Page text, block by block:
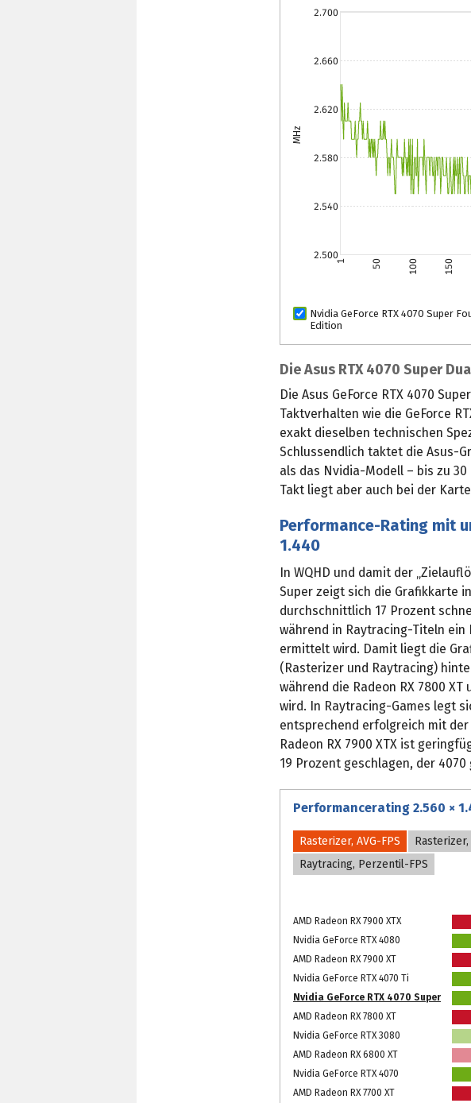
2.500
2.540
2.580
2.620
2.660
2.700
MHz
1 50 100 150
Nvidia GeForce RTX 4070 Super
Edition
Die Asus RTX 4070 Super
Die Asus GeForce RTX 4070
Taktverhalten wie die GeForce
exakt dieselben technischen
Schlussendlich taktet die Asus-
als das Nvidia-Modell – bis zu
Takt liegt aber auch bei der
Performance-Rating mit
1.440
In WQHD und damit der
Super zeigt sich die Grafikkarte
durchschnittlich 17 Prozent
während in Raytracing-Titeln ein
ermittelt wird. Damit liegt die
(Rasterizer und Raytracing)
während die Radeon RX 7800
wird. In Raytracing-Games legt
entsprechend erfolgreich mit der
Radeon RX 7900 XTX ist
19 Prozent geschlagen, der
Performancerating 2.560 ×
Rasterizer, AVG-FPS
Raytracing, Perzentil-FPS
AMD Radeon RX 7900 XTX
Nvidia GeForce RTX 4080
AMD Radeon RX 7900 XT
Nvidia GeForce RTX 4070 Ti
Nvidia GeForce RTX 4070 Super
AMD Radeon RX 7800 XT
Nvidia GeForce RTX 3080
AMD Radeon RX 6800 XT
Nvidia GeForce RTX 4070
AMD Radeon RX 7700 XT